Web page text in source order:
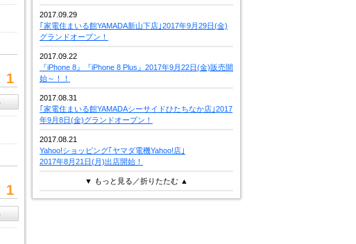
1
1
2017.09.29
｢家電住まいる館YAMADA新山下店｣2017年9月29日(金)
グランドオープン！
2017.09.22
『iPhone 8』『iPhone 8 Plus』2017年9月22日(金)販売開
始～！！
2017.08.31
｢家電住まいる館YAMADAシーサイドひたちなか店｣2017
年9月8日(金)グランドオープン！
2017.08.21
Yahoo!ショッピング｢ヤマダ電機Yahoo!店｣
2017年8月21日(月)出店開始！
▼ もっと見る／折りたたむ ▲